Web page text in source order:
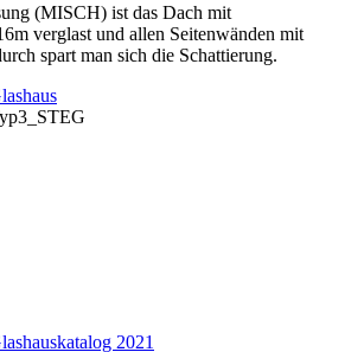
(MISCH) ist das Dach mit
verglast und allen Seitenwänden mit
spart man sich die Schattierung.
2021